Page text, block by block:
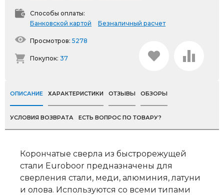
Способы оплаты:
Банковской картой
Безналичный расчет
Просмотров: 5278
Покупок: 37
ОПИСАНИЕ ХАРАКТЕРИСТИКИ ОТЗЫВЫ ОБЗОРЫ
УСЛОВИЯ ВОЗВРАТА ЕСТЬ ВОПРОС ПО ТОВАРУ?
Корончатые сверла из быстрорежущей
стали Euroboor предназначены для
сверления стали, меди, алюминия, латуни
и олова. Используются со всеми типами